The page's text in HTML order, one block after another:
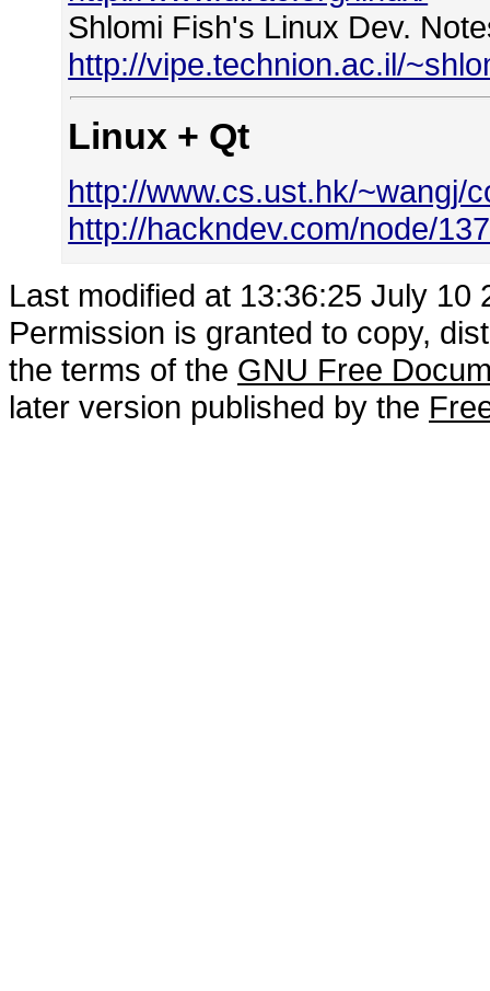
Shlomi Fish's Linux Dev.
http://vipe.technion.ac.il/
Linux + Qt
http://www.cs.ust.hk/~wangj/
http://hackndev.com/node/137
Last modified at 13:36:25 July 10
Permission is granted to copy,
the terms of the GNU Free
later version published by the